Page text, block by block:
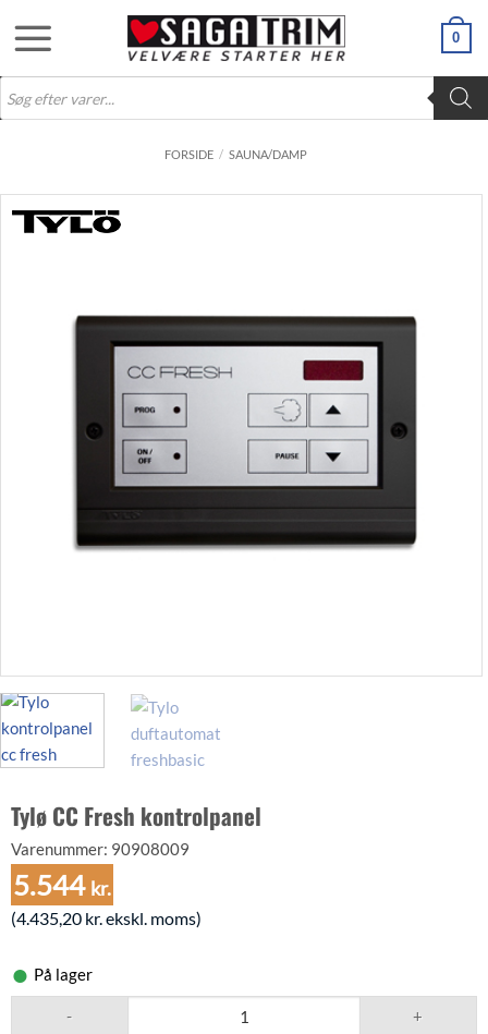
0
Products
search
FORSIDE / SAUNA/DAMP
Tylø CC Fresh kontrolpanel
Varenummer: 90908009
5.544 kr.
(4.435,20 kr.ekskl. moms)
På lager